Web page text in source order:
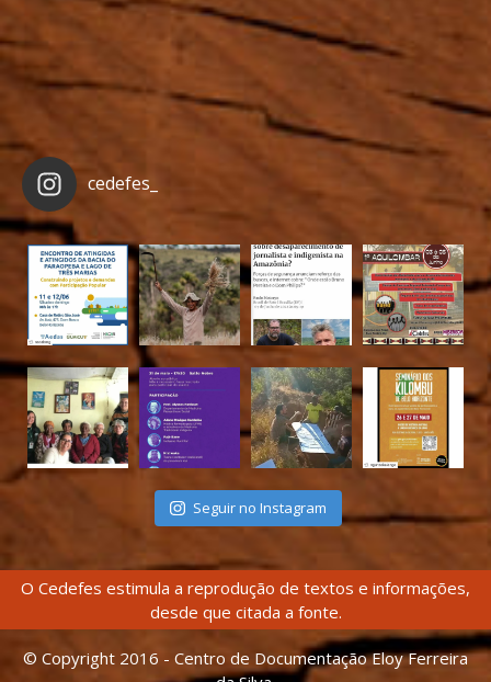
cedefes_
Seguir no Instagram
O Cedefes estimula a reprodução de textos e informações,
desde que citada a fonte.
© Copyright 2016 - Centro de Documentação Eloy Ferreira